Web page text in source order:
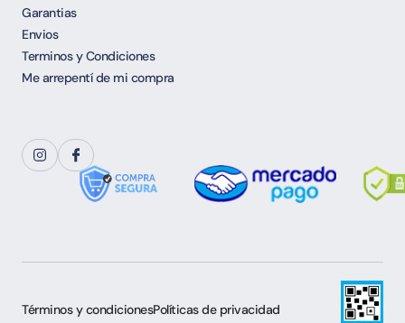
Garantias
Envios
Terminos y Condiciones
Me arrepentí de mi compra
Términos y condicionesPolíticas de privacidad